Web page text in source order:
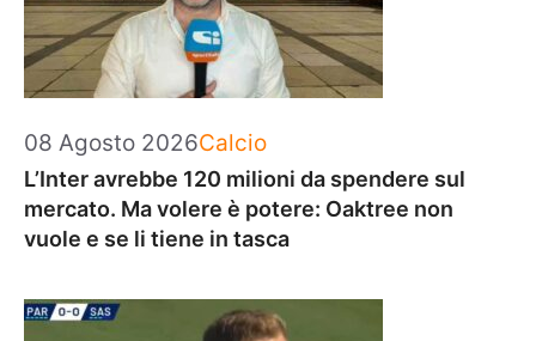
08 Agosto 2026Categorie
Calcio
L’Inter avrebbe 120 milioni da spendere sul
mercato. Ma volere è potere: Oaktree non
vuole e se li tiene in tasca